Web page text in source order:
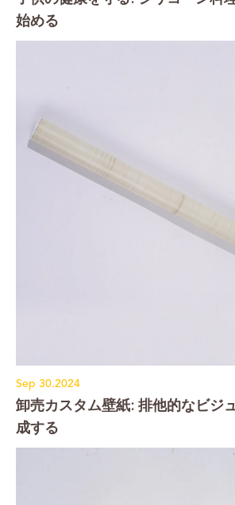
始める
Sep 30.2024
卸売カスタム壁紙: 排他的なビジ
成する